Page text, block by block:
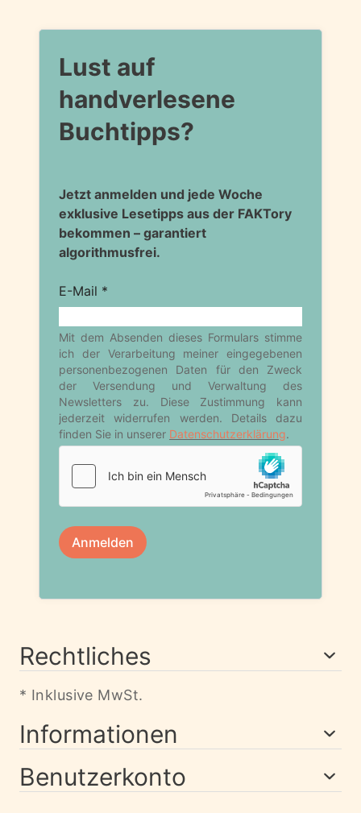
Lust auf
handverlesene
Buchtipps?
Rechtliches
* Inklusive MwSt.
Informationen
Benutzerkonto